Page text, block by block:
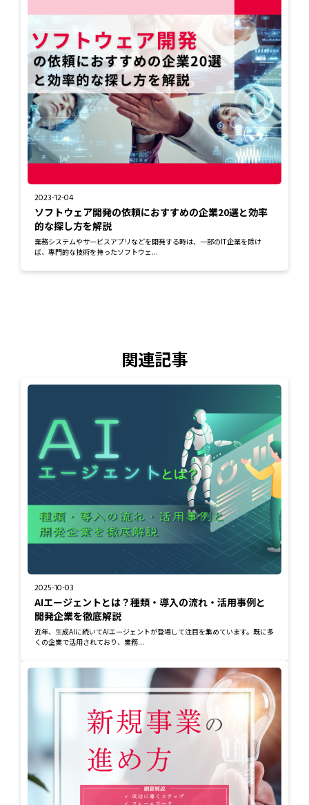
2023-12-04
ソフトウェア開発の依頼におすすめの企業20選と効率
的な探し方を解説
業務システムやサービスアプリなどを開発する時は、一部のIT企業を除け
ば、専門的な技術を持ったソフトウェ...
関連記事
2025-10-03
AIエージェントとは？種類・導入の流れ・活用事例と
開発企業を徹底解説
近年、生成AIに続いてAIエージェントが登場して注目を集めています。既に多
くの企業で活用されており、業務...